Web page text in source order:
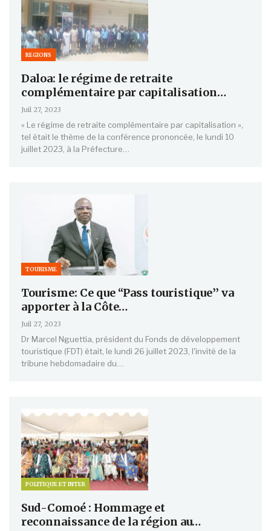
REGIONS
Daloa: le régime de retraite
complémentaire par capitalisation…
Juil 27, 2023
« Le régime de retraite complémentaire par capitalisation »,
tel était le thème de la conférence prononcée, le lundi 10
juillet 2023, à la Préfecture…
TOURISME
Tourisme: Ce que ‘‘Pass touristique’’ va
apporter à la Côte…
Juil 27, 2023
Dr Marcel Nguettia, président du Fonds de développement
touristique (FDT) était, le lundi 26 juillet 2023, l'invité de la
tribune hebdomadaire du…
POLITIQUE ET INTER
Sud-Comoé : Hommage et
reconnaissance de la région au…